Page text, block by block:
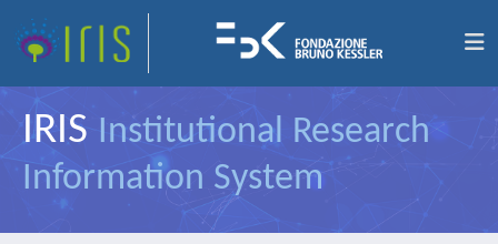
IRIS Institutional Research
Information System